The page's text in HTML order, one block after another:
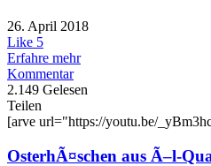
26. April 2018
Like 5
Erfahre mehr
Kommentar
2.149 Gelesen
Teilen
[arve url="https://youtu.be/
OsterhÃ¤schen aus Ã–l-